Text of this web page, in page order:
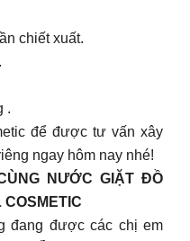
chiết xuất.
.
để được tư vấn xây
ngay hôm nay nhé!
NƯỚC GIẶT ĐỒ
đang được các chị em